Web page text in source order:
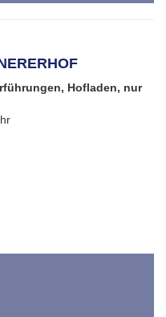
Hofladen, nur